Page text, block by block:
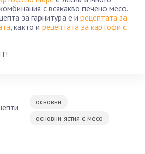
с всякакво печено месо.
за гарнитура е и рецептата за
, както и рецептата за картофи с
основни
основни ястия с месо